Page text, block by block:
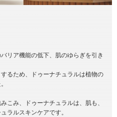
リア機能の低下、肌のゆらぎを引き
るため、ドゥーナチュラルは植物の
こみ、ドゥーナチュラルは、肌も、
ラルスキンケアです。